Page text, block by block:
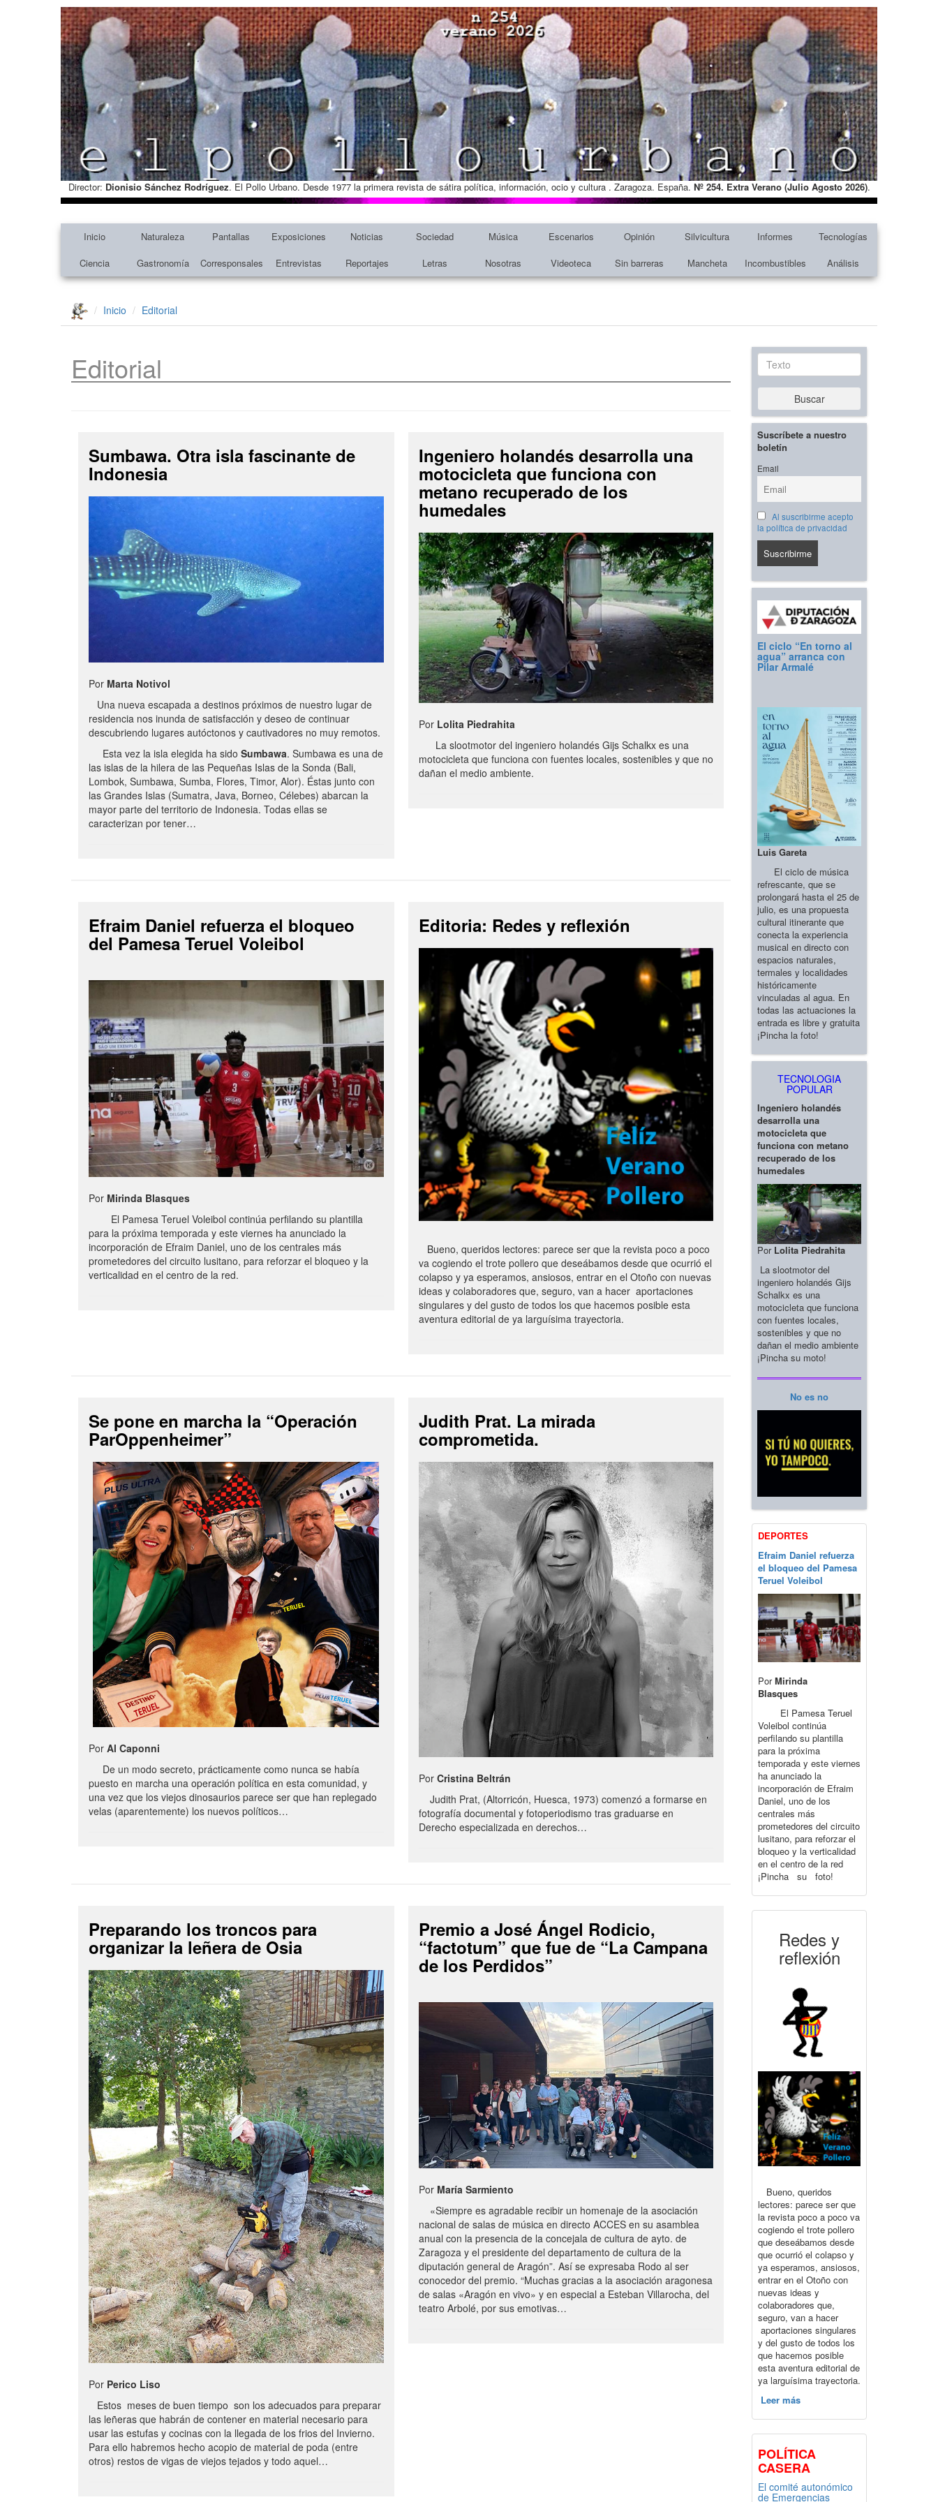
Director: Dionisio Sánchez Rodríguez. El Pollo Urbano. Desde 1977 la primera revista de sátira política, información, ocio y cultura . Zaragoza. España. Nº 254. Extra Verano (Julio Agosto 2026).
Inicio Naturaleza Pantallas Exposiciones Noticias Sociedad Música Escenarios Opinión Silvicultura Informes
Tecnologías
Ciencia
Gastronomía Corresponsales Entrevistas Reportajes Letras Nosotras Videoteca Sin barreras Mancheta Incombustibles Análisis
Inicio Editorial
Editorial
Sumbawa. Otra isla fascinante de
Indonesia
Por Marta Notivol
Una nueva escapada a destinos próximos de nuestro lugar de
residencia nos inunda de satisfacción y deseo de continuar
descubriendo lugares autóctonos y cautivadores no muy remotos.
Esta vez la isla elegida ha sido Sumbawa. Sumbawa es una de
las islas de la hilera de las Pequeñas Islas de la Sonda (Bali,
Lombok, Sumbawa, Sumba, Flores, Timor, Alor). Éstas junto con
las Grandes Islas (Sumatra, Java, Borneo, Célebes) abarcan la
mayor parte del territorio de Indonesia. Todas ellas se
caracterizan por tener…
Ingeniero holandés desarrolla una
motocicleta que funciona con
metano recuperado de los
humedales
Por Lolita Piedrahita
La slootmotor del ingeniero holandés Gijs Schalkx es una
motocicleta que funciona con fuentes locales, sostenibles y que no
dañan el medio ambiente.
Efraim Daniel refuerza el bloqueo
del Pamesa Teruel Voleibol
Por Mirinda Blasques
El Pamesa Teruel Voleibol continúa perfilando su plantilla
para la próxima temporada y este viernes ha anunciado la
incorporación de Efraim Daniel, uno de los centrales más
prometedores del circuito lusitano, para reforzar el bloqueo y la
verticalidad en el centro de la red.
Editoria: Redes y reflexión
Bueno, queridos lectores: parece ser que la revista poco a poco
va cogiendo el trote pollero que deseábamos desde que ocurrió el
colapso y ya esperamos, ansiosos, entrar en el Otoño con nuevas
ideas y colaboradores que, seguro, van a hacer aportaciones
singulares y del gusto de todos los que hacemos posible esta
aventura editorial de ya larguísima trayectoria.
Se pone en marcha la “Operación
ParOppenheimer”
Por Al Caponni
De un modo secreto, prácticamente como nunca se había
puesto en marcha una operación política en esta comunidad, y
una vez que los viejos dinosaurios parece ser que han replegado
velas (aparentemente) los nuevos políticos…
Judith Prat. La mirada
comprometida.
PorCristina Beltrán
Judith Prat, (Altorricón, Huesca, 1973) comenzó a formarse en
fotografía documental y fotoperiodismo tras graduarse en
Derecho especializada en derechos…
Preparando los troncos para
organizar la leñera de Osia
Por Perico Liso
Estos meses de buen tiempo son los adecuados para preparar
las leñeras que habrán de contener en material necesario para
usar las estufas y cocinas con la llegada de los frios del Invierno.
Para ello habremos hecho acopio de material de poda (entre
otros) restos de vigas de viejos tejados y todo aquel…
Premio a José Ángel Rodicio,
“factotum” que fue de “La Campana
de los Perdidos”
Por María Sarmiento
«Siempre es agradable recibir un homenaje de la asociación
nacional de salas de música en directo ACCES en su asamblea
anual con la presencia de la concejala de cultura de ayto. de
Zaragoza y el presidente del departamento de cultura de la
diputación general de Aragón”. Así se expresaba Rodo al ser
conocedor del premio. “Muchas gracias a la asociación aragonesa
de salas «Aragón en vivo» y en especial a Esteban Villarocha, del
teatro Arbolé, por sus emotivas…
Texto
Buscar
Suscríbete a nuestro
boletín
Email
Al suscribirme acepto
la política de privacidad
El ciclo “En torno al
agua” arranca con
Pilar Armalé
Luis Gareta
El ciclo de música
refrescante, que se
prolongará hasta el 25 de
julio, es una propuesta
cultural itinerante que
conecta la experiencia
musical en directo con
espacios naturales,
termales y localidades
históricamente
vinculadas al agua. En
todas las actuaciones la
entrada es libre y gratuita
¡Pincha la foto!
TECNOLOGIA
POPULAR
Ingeniero holandés
desarrolla una
motocicleta que
funciona con metano
recuperado de los
humedales
Por Lolita Piedrahita
La slootmotor del
ingeniero holandés Gijs
Schalkx es una
motocicleta que funciona
con fuentes locales,
sostenibles y que no
dañan el medio ambiente
¡Pincha su moto!
No es no
DEPORTES
Efraim Daniel refuerza
el bloqueo del Pamesa
Teruel Voleibol
PorMirinda
Blasques
El Pamesa Teruel
Voleibol continúa
perfilando su plantilla
para la próxima
temporada y este viernes
ha anunciado la
incorporación de Efraim
Daniel, uno de los
centrales más
prometedores del circuito
lusitano, para reforzar el
bloqueo y la verticalidad
en el centro de la red
¡Pincha su foto!
Redes y
reflexión
Bueno, queridos
lectores: parece ser que
la revista poco a poco va
cogiendo el trote pollero
que deseábamos desde
que ocurrió el colapso y
ya esperamos, ansiosos,
entrar en el Otoño con
nuevas ideas y
colaboradores que,
seguro, van a hacer
aportaciones singulares
y del gusto de todos los
que hacemos posible
esta aventura editorial de
ya larguísima trayectoria.
Leer más
POLÍTICA
CASERA
El comité autonómico
de Emergencias